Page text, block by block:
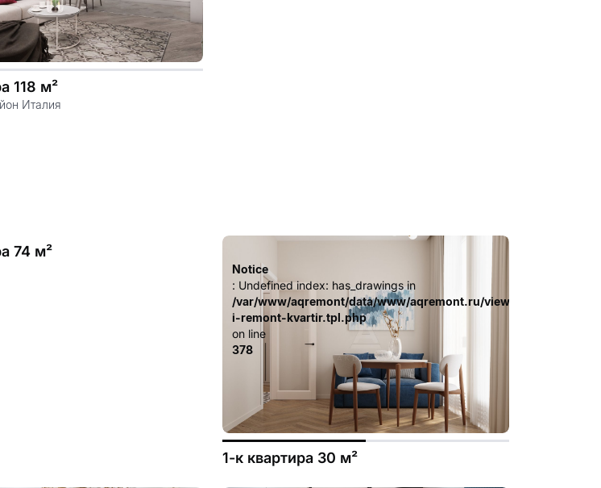
118 м²
Италия
data/www/aqremont.ru/view/templates_c/
74 м²
Notice
: Undefined index: has_drawings in
/var/www/aqremont/data/www/aqremont.ru/view/templates_c/
i-remont-kvartir.tpl.php
on line
378
1-к квартира 30 м²